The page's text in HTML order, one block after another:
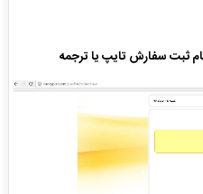
ثبت سفارش تایپ یا ترجمه